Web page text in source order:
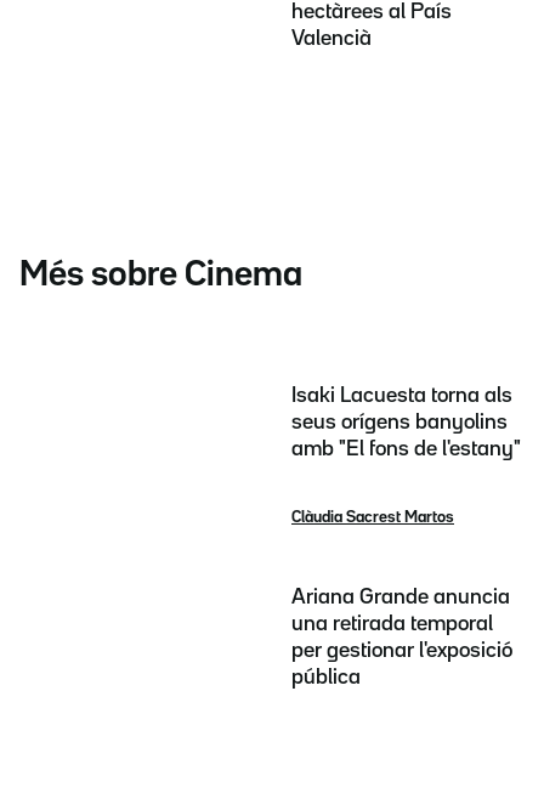
hectàrees al País
Valencià
Més sobre Cinema
Isaki Lacuesta torna als
seus orígens banyolins
amb "El fons de l'estany"
Clàudia Sacrest Martos
Ariana Grande anuncia
una retirada temporal
per gestionar l'exposició
pública